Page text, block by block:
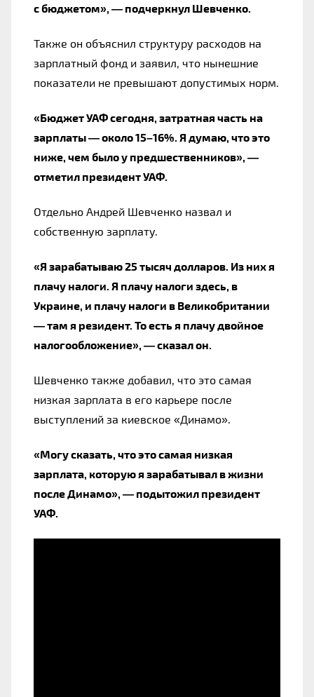
с бюджетом», — подчеркнул Шевченко.
Также он объяснил структуру расходов на
зарплатный фонд и заявил, что нынешние
показатели не превышают допустимых норм.
«Бюджет УАФ сегодня, затратная часть на
зарплаты — около 15–16%. Я думаю, что это
ниже, чем было у предшественников», —
отметил президент УАФ.
Отдельно Андрей Шевченко назвал и
собственную зарплату.
«Я зарабатываю 25 тысяч долларов. Из них я
плачу налоги. Я плачу налоги здесь, в
Украине, и плачу налоги в Великобритании
— там я резидент. То есть я плачу двойное
налогообложение», — сказал он.
Шевченко также добавил, что это самая
низкая зарплата в его карьере после
выступлений за киевское «Динамо».
«Могу сказать, что это самая низкая
зарплата, которую я зарабатывал в жизни
после Динамо», — подытожил президент
УАФ.